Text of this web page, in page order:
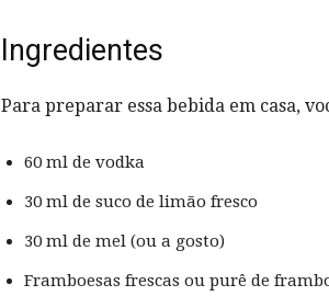
Ingredientes
Para preparar essa bebida em casa,
60 ml de vodka
30 ml de suco de limão fresco
30 ml de mel (ou a gosto)
Framboesas frescas ou purê de